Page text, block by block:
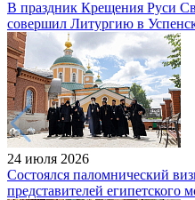
В праздник Крещения Руси
совершил Литургию в
24 июля 2026
Состоялся паломнический
представителей египетского